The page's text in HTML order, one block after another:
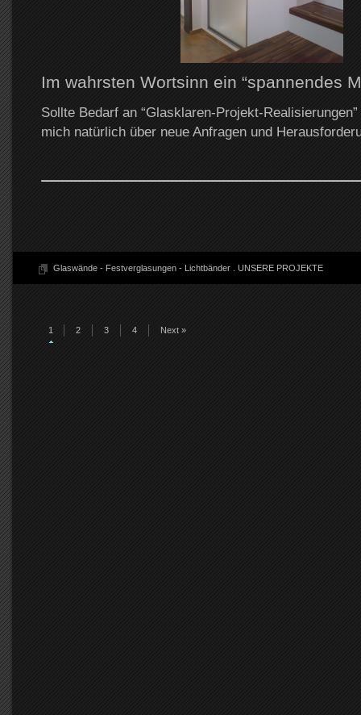
Im wahrsten Wortsinn ein “spannendes
Sollte Bedarf an “Glasklaren-Projekt-
mich natürlich über neue Anfragen und
Glaswände - Festverglasungen - Lichtbänder. UNSERE PROJEKTE
1 2 3 4 Next »